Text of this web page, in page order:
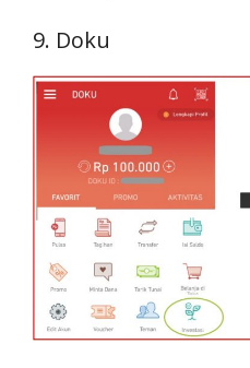
9. Doku